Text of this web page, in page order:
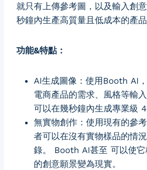
就只有上傳參考圖，以及輸入創
秒鐘內生產高質量且低成本的產品
功能&特點：
AI生成圖像：使用Booth AI
電商產品的需求、風格等輸
可以在幾秒鐘內生成專業級
無實物創作：使用現有的參
者可以在沒有實物樣品的情
錄。 Booth AI甚至 可以使
的創意願景變為現實。